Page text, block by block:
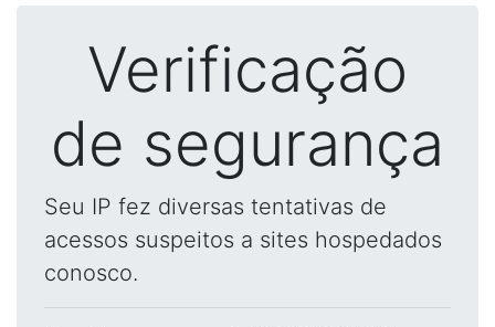
Verificação
de segurança
Seu IP fez diversas tentativas de
acessos suspeitos a sites hospedados
conosco.